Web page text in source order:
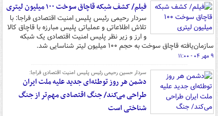
فیلم/ کشف شبکه قاچاق سوخت ۱۰۰ میلیون لیتری
سردار رحیمی رئیس پلیس امنیت اقتصادی فراجا: با
تلاش اطلاعاتی و عملیاتی پلیس مبارزه با قاچاق کالا
و ارز و زیر نظر پلیس امنیت اقتصادی یک شبکه
سازمان‌یافته قاچاق سوخت به حجم ۱۰۰ میلیون لیتر شناسایی شد.
۹ مهر ۰۴ - ۱۱:۰۰
سردار حسین رحیمی رئیس پلیس امنیت اقتصادی فراجا:
دشمن هر روز توطئه‌ای جدید علیه ملت ایران
طراحی می‌کند/ جنگ اقتصادی مهم‌تر از جنگ
شناختی است